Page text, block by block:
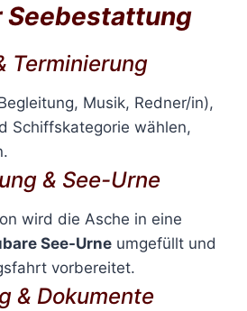
Seebestattung
Terminierung
Musik, Redner/in),
Schiffskategorie wählen,
& See-Urne
wird die Asche in eine
See-Urne umgefüllt und
vorbereitet.
& Dokumente